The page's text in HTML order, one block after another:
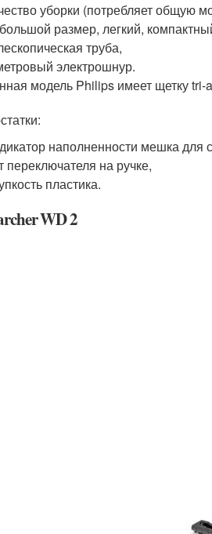
уборки (потребляет общую
размер, легкий,
труба,
электрошнур.
модель Philips имеет щетку tri-
наполненности мешка для
переключателя на ручке,
пластика.
WD 2